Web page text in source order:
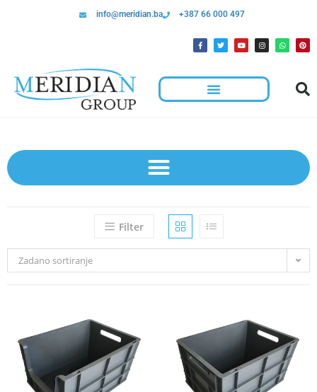
info@meridian.ba +387 66 000 497
Filter
Zadano sortiranje